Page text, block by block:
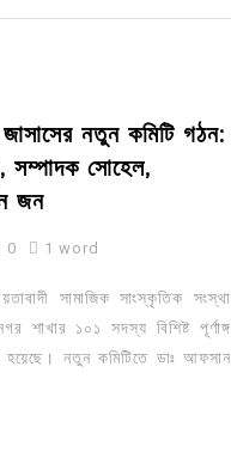
নতুন কমিটি গঠন:
সোহেল,
জন
0 1 word
সামাজিক সাংস্কৃতিক সংস্থা
শাখার ১০১ সদস্য বিশিষ্ট পূর্ণাঙ্গ
হয়েছে। নতুন কমিটিতে ডাঃ আফসান